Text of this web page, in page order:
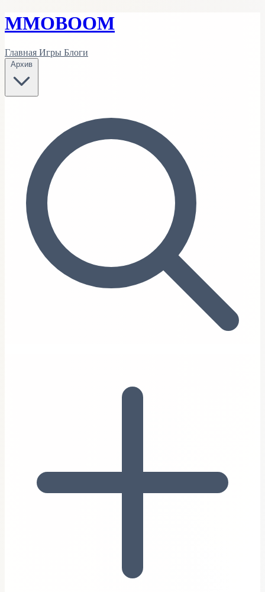
MMOBOOM
Главная Игры Блоги
Архив